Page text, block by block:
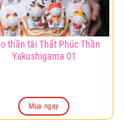
thần tài Thất Phúc Thần
Yakushigama 01
Mua ngay